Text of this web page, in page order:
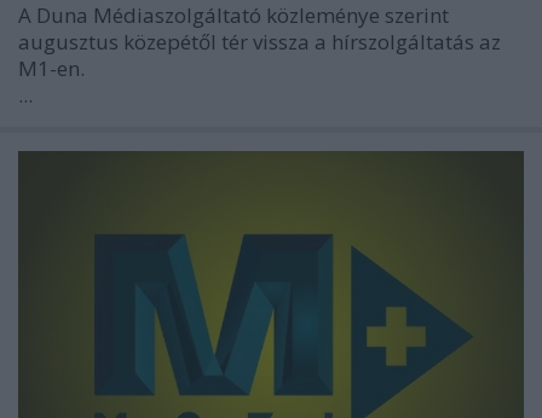
A Duna Médiaszolgáltató közleménye szerint
augusztus közepétől tér vissza a hírszolgáltatás az
M1-en.
...